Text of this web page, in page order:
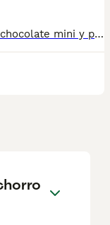
Espectacular camada de Teckel madre chocolate mini y padre arlequín chocolate kannichen. Importado de Bielorrusia. Los cachorros se entregan con dos vacunas, desparasitados , pasaporte europeo , microchip y garantía virica de 7 días Precio chocolate fuego 1300€ Alelequin 1500€